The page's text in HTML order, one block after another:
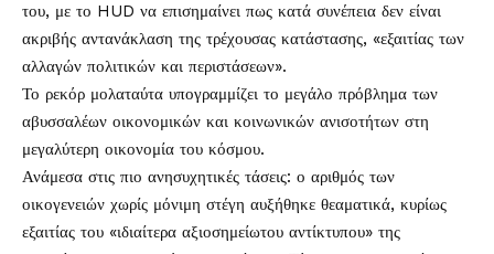
του, με το HUD να επισημαίνει πως κατά συνέπεια δεν είναι
ακριβής αντανάκλαση της τρέχουσας κατάστασης, «εξαιτίας των
αλλαγών πολιτικών και περιστάσεων».
Το ρεκόρ μολαταύτα υπογραμμίζει το μεγάλο πρόβλημα των
αβυσσαλέων οικονομικών και κοινωνικών ανισοτήτων στη
μεγαλύτερη οικονομία του κόσμου.
Ανάμεσα στις πιο ανησυχητικές τάσεις: ο αριθμός των
οικογενειών χωρίς μόνιμη στέγη αυξήθηκε θεαματικά, κυρίως
εξαιτίας του «ιδιαίτερα αξιοσημείωτου αντίκτυπου» της